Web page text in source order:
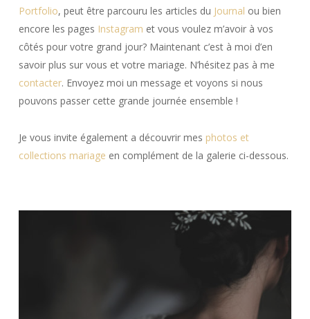
Portfolio, peut être parcouru les articles du Journal ou bien
encore les pages Instagram et vous voulez m’avoir à vos
côtés pour votre grand jour? Maintenant c’est à moi d’en
savoir plus sur vous et votre mariage. N’hésitez pas à me
contacter. Envoyez moi un message et voyons si nous
pouvons passer cette grande journée ensemble !
Je vous invite également a découvrir mes photos et
collections mariage en complément de la galerie ci-dessous.